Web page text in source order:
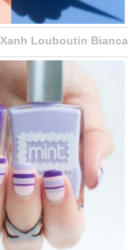
Louboutin Bianca